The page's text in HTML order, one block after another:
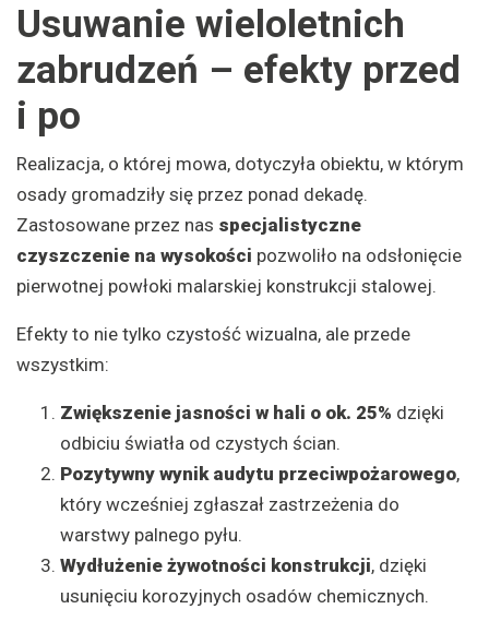
Usuwanie wieloletnich
zabrudzeń – efekty przed
i po
Realizacja, o której mowa, dotyczyła obiektu, w którym
osady gromadziły się przez ponad dekadę.
Zastosowane przez nas specjalistyczne
czyszczenie na wysokości pozwoliło na odsłonięcie
pierwotnej powłoki malarskiej konstrukcji stalowej.
Efekty to nie tylko czystość wizualna, ale przede
wszystkim:
Zwiększenie jasności w hali o ok. 25% dzięki
odbiciu światła od czystych ścian.
Pozytywny wynik audytu przeciwpożarowego,
który wcześniej zgłaszał zastrzeżenia do
warstwy palnego pyłu.
Wydłużenie żywotności konstrukcji, dzięki
usunięciu korozyjnych osadów chemicznych.